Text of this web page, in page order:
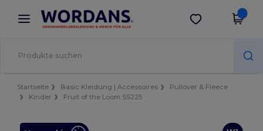
× Wordans App
Bessere Preise in der App!
App holen
Startseite Basic Kleidung | Accessoires
Pullover & Fleece
Kinder
Fruit of the Loom SS225